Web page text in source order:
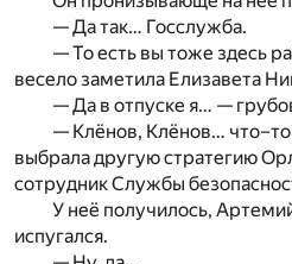
— Да так… Госслужба.
— То есть вы тоже здесь
весело заметила Елизавета
— Да в отпуске я… —
— Клёнов, Клёнов…
выбрала другую стратегию
сотрудник Службы
У неё получилось,
испугался.